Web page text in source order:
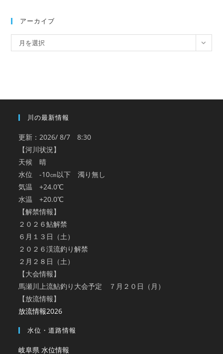
アーカイブ
ー
月を選択
川の最新情報
更新：2026/ 8/7 8:30
【河川状況】
天候 晴
水位 -10㎝以下 濁り無し
気温 +24.0℃
水温 +20.0℃
【解禁情報】
２０２６鮎解禁
６月１３日（土）
２０２６渓流釣り解禁
２月２８日（土）
【大会情報】
馬瀬川上流鮎釣り大会予定 ７月２０日（月）
【放流情報】
放流情報2026
水位・道路情報
岐阜県 水位情報